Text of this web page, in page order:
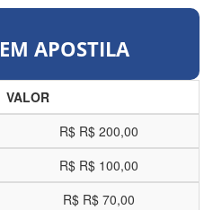
APOSTILA
VALOR
R$ R$ 200,00
R$ R$ 100,00
R$ R$ 70,00